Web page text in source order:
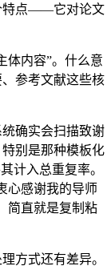
特点——它对论文
体内容”。什么意
参考文献这些核
确实会扫描致谢
别是那种模板化
计入总重复率。
心感谢我的导师
简直就是复制粘
方式还有差异。